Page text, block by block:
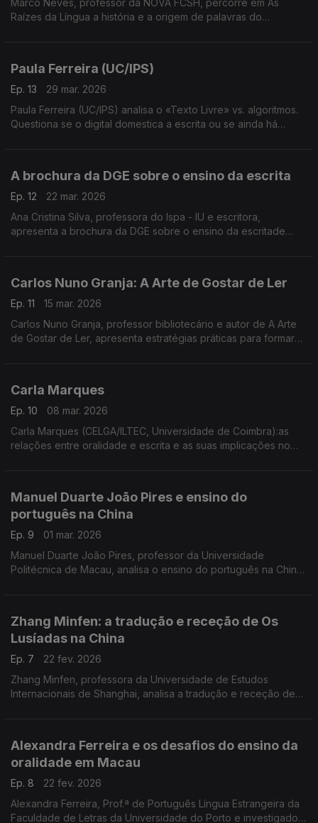
Raízes da Língua a história e a origem de palavras do
Paula Ferreira (UC/IPS)
Ep. 13
29 mar. 2026
Paula Ferreira (UC/IPS) analisa o «Texto Livre» vs. algoritmos.
Questiona se o digital domestica a escrita ou se ainda há
A brochura da DGE sobre o ensino da escrita
Ep. 12
22 mar. 2026
Ana Cristina Silva, professora do Ispa - IU e escritora,
apresenta a brochura da DGE sobre o ensino da escritade
Carlos Nuno Granja: A Arte de Gostar de Ler
Ep. 11
15 mar. 2026
Carlos Nuno Granja, professor bibliotecário e autor de A Arte
de Gostar de Ler, apresenta estratégias práticas para formar
Carla Marques
Ep. 10
08 mar. 2026
Carla Marques (CELGA/ILTEC, Universidade de Coimbra):as
relações entre oralidade e escrita e as suas implicações no
Manuel Duarte João Pires e ensino do
português na China
Ep. 9
01 mar. 2026
Manuel Duarte João Pires, professor da Universidade
Politécnica de Macau, analisa o ensino do português na China
Zhang Minfen: a tradução e receção de Os
Lusíadas na China
Ep. 7
22 fev. 2026
Zhang Minfen, professora da Universidade de Estudos
Internacionais de Shanghai, analisa a tradução e receção de
Alexandra Ferreira e os desafios do ensino da
oralidade em Macau
Ep. 8
22 fev. 2026
Alexandra Ferreira, Prof.ª de Português Língua Estrangeira da
Faculdade de Letras da Universidade do Porto e investigadora